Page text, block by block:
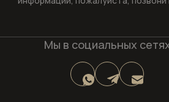
Мы в социальных